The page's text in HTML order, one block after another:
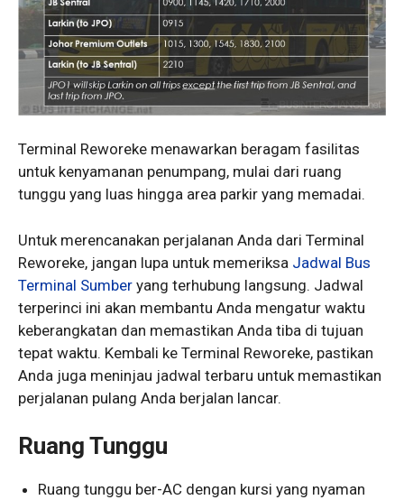
Terminal Reworeke menawarkan beragam fasilitas
untuk kenyamanan penumpang, mulai dari ruang
tunggu yang luas hingga area parkir yang memadai.
Untuk merencanakan perjalanan Anda dari Terminal
Reworeke, jangan lupa untuk memeriksa Jadwal Bus
Terminal Sumber yang terhubung langsung. Jadwal
terperinci ini akan membantu Anda mengatur waktu
keberangkatan dan memastikan Anda tiba di tujuan
tepat waktu. Kembali ke Terminal Reworeke, pastikan
Anda juga meninjau jadwal terbaru untuk memastikan
perjalanan pulang Anda berjalan lancar.
Ruang Tunggu
Ruang tunggu ber-AC dengan kursi yang nyaman